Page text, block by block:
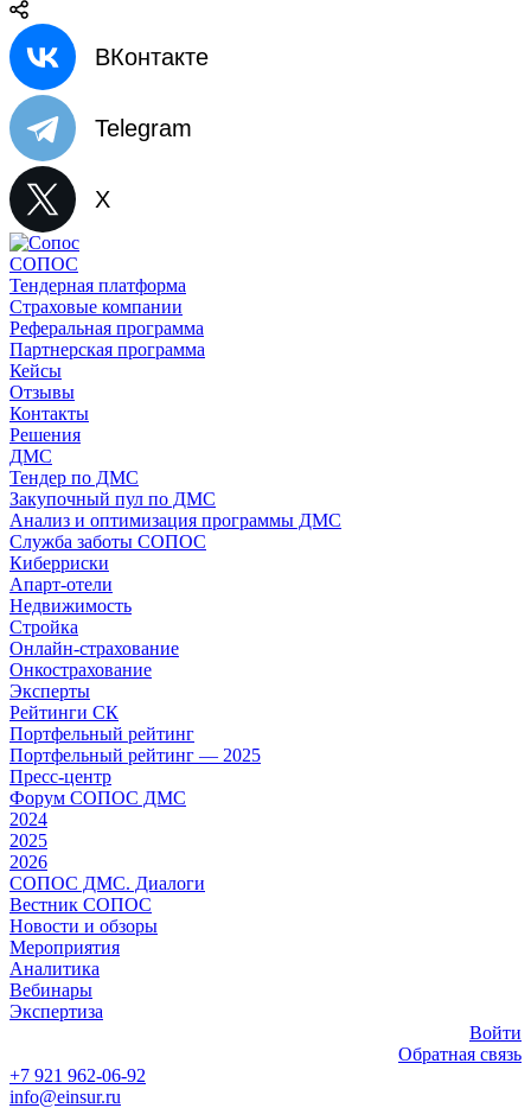
ВКонтакте
Telegram
X
СОПОС
Тендерная платформа
Страховые компании
Реферальная программа
Партнерская программа
Кейсы
Отзывы
Контакты
Решения
ДМС
Тендер по ДМС
Закупочный пул по ДМС
Анализ и оптимизация программы ДМС
Служба заботы СОПОС
Киберриски
Апарт-отели
Недвижимость
Стройка
Онлайн-страхование
Онкострахование
Эксперты
Рейтинги СК
Портфельный рейтинг
Портфельный рейтинг — 2025
Пресс-центр
Форум СОПОС ДМС
2024
2025
2026
СОПОС ДМС. Диалоги
Вестник СОПОС
Новости и обзоры
Мероприятия
Аналитика
Вебинары
Экспертиза
Войти
Обратная связь
+7 921 962-06-92
info@einsur.ru